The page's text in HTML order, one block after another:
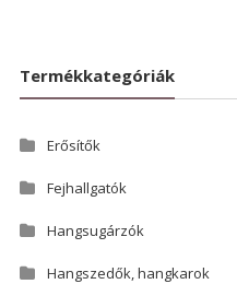
Termékkategóriák
Erősítők
Fejhallgatók
Hangsugárzók
Hangszedők, hangkarok